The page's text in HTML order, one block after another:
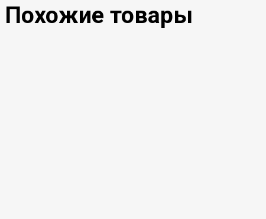
Похожие товары